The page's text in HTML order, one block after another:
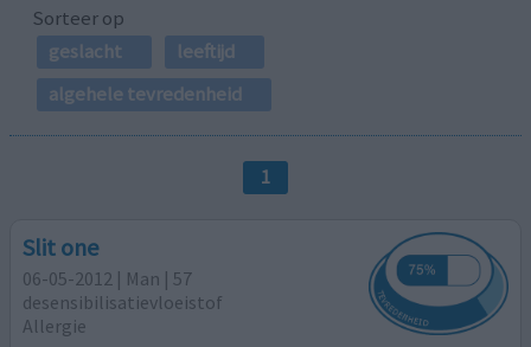
Sorteer op
geslacht
leeftijd
algehele tevredenheid
1
Slit one
06-05-2012 | Man | 57
desensibilisatievloeistof
Allergie